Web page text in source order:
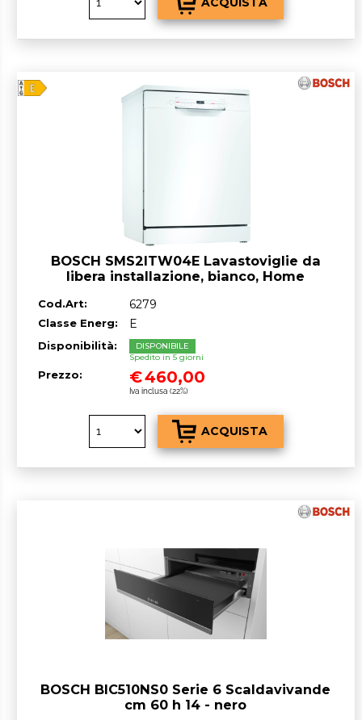
BOSCH SMS2ITW04E Lavastoviglie da
libera installazione, bianco, Home
Cod.Art: 6279
Classe Energ: E
Disponibilità:
DISPONIBILE
Spedito in 5 giorni
Prezzo: €460,00
Iva inclusa (22%)
BOSCH BIC510NS0 Serie 6 Scaldavivande
cm 60 h 14 - nero